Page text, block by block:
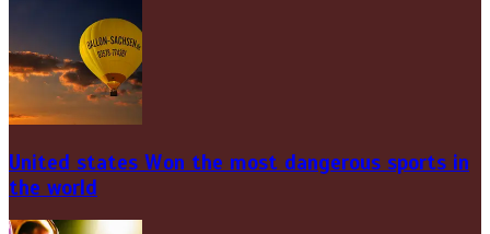
United states Won the most dangerous sports in
the world